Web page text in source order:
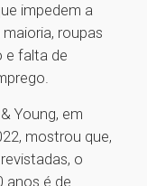
impedem a
roupas
e falta de
Young, em
mostrou que,
o
anos é de